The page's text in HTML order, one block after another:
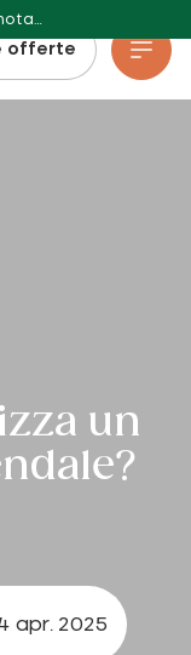
offerte
un
apr. 2025